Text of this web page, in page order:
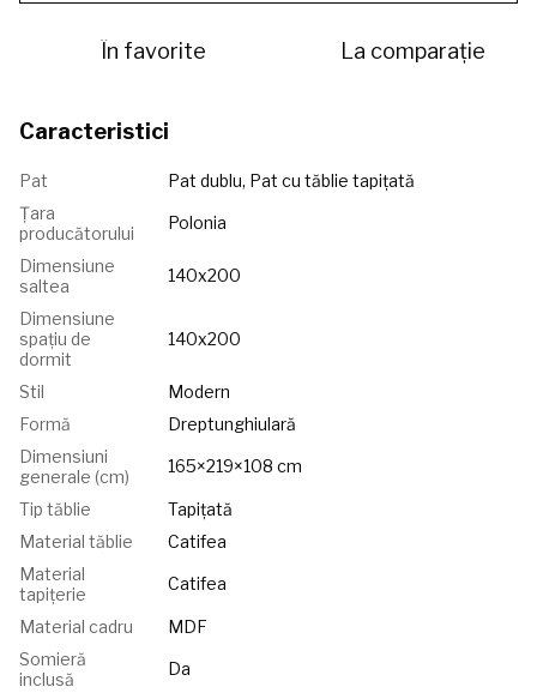
În favorite La comparație
Caracteristici
Pat
Pat dublu, Pat cu tăblie tapițată
Țara
producătorului
Polonia
Dimensiune
saltea
140x200
Dimensiune
spațiu de
dormit
140x200
Stil
Modern
Formă
Dreptunghiulară
Dimensiuni
generale (cm)
165×219×108 cm
Tip tăblie
Tapițată
Material tăblie
Catifea
Material
tapițerie
Catifea
Material cadru
MDF
Somieră
inclusă
Da